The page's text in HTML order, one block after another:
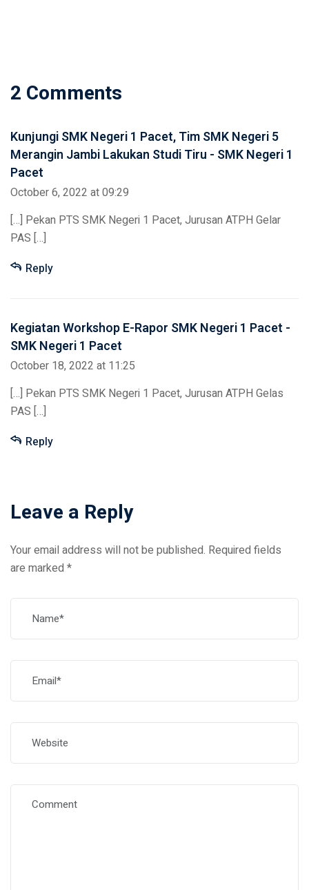
2 Comments
Kunjungi SMK Negeri 1 Pacet, Tim SMK Negeri 5
Merangin Jambi Lakukan Studi Tiru - SMK Negeri 1
Pacet
October 6, 2022 at 09:29
[…] Pekan PTS SMK Negeri 1 Pacet, Jurusan ATPH Gelar
PAS […]
Reply
Kegiatan Workshop E-Rapor SMK Negeri 1 Pacet -
SMK Negeri 1 Pacet
October 18, 2022 at 11:25
[…] Pekan PTS SMK Negeri 1 Pacet, Jurusan ATPH Gelas
PAS […]
Reply
Leave a Reply
Your email address will not be published. Required fields
are marked *